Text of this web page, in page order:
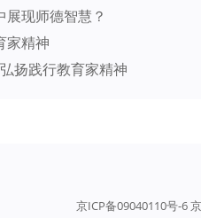
现师德智慧？
家精神
扬践行教育家精神
京ICP备09040110号-6